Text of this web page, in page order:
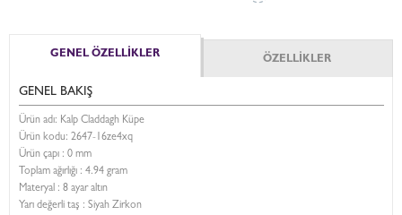
GENEL ÖZELLİKLER ÖZELLİKLER
GENEL BAKIŞ
Ürün adı: Kalp Claddagh Küpe
Ürün kodu: 2647-16ze4xq
Ürün çapı : 0 mm
Toplam ağırlığı : 4.94 gram
Materyal : 8 ayar altın
Yarı değerli taş : Siyah Zirkon